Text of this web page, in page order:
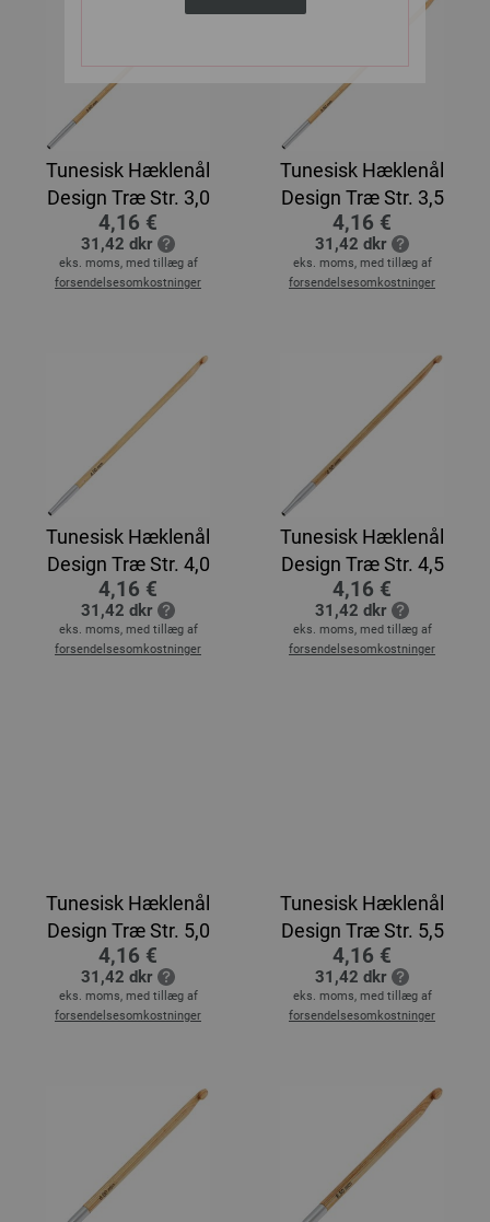
Tunesisk Hæklenål
Design Træ Str. 3,0
4,16 €
31,42 dkr
eks. moms, med tillæg af
forsendelsesomkostninger
Tunesisk Hæklenål
Design Træ Str. 3,5
4,16 €
31,42 dkr
eks. moms, med tillæg af
forsendelsesomkostninger
Tunesisk Hæklenål
Design Træ Str. 4,0
4,16 €
31,42 dkr
eks. moms, med tillæg af
forsendelsesomkostninger
Tunesisk Hæklenål
Design Træ Str. 4,5
4,16 €
31,42 dkr
eks. moms, med tillæg af
forsendelsesomkostninger
Tunesisk Hæklenål
Design Træ Str. 5,0
4,16 €
31,42 dkr
eks. moms, med tillæg af
forsendelsesomkostninger
Tunesisk Hæklenål
Design Træ Str. 5,5
4,16 €
31,42 dkr
eks. moms, med tillæg af
forsendelsesomkostninger